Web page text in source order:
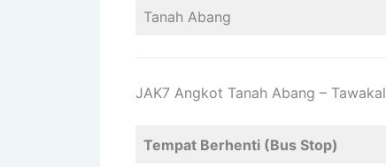
Tanah Abang
JAK7 Angkot Tanah Abang – Tawakal
Tempat Berhenti (Bus Stop)